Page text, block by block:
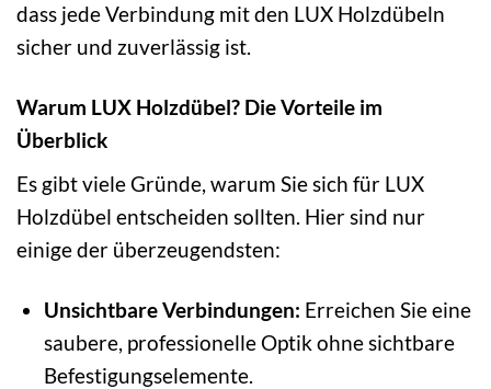
dass jede Verbindung mit den LUX Holzdübeln
sicher und zuverlässig ist.
Warum LUX Holzdübel? Die Vorteile im
Überblick
Es gibt viele Gründe, warum Sie sich für LUX
Holzdübel entscheiden sollten. Hier sind nur
einige der überzeugendsten:
Unsichtbare Verbindungen: Erreichen Sie eine
saubere, professionelle Optik ohne sichtbare
Befestigungselemente.